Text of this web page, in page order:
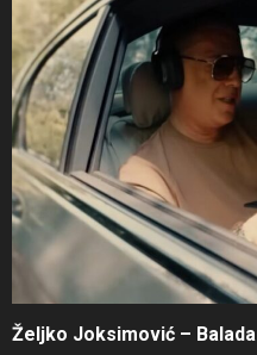
Željko Joksimović – Balada